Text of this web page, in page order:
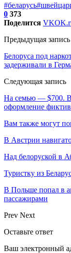
#беларусь
0 373
Поделится VK
Предыдущая запись
Белоруса под
задерживали в
Следующая запись
На семью — $700. В
оформление
Вам также могут
В Австрии
Над белоруской в
Туристку из
В Польше попал в
пассажирами
Prev Next
Оставьте ответ
Ваш электронный